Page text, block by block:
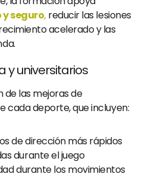
seguro, reducir las lesiones
acelerado y las
y universitarios
de las mejoras de
cada deporte, que incluyen:
de dirección más rápidos
durante el juego
durante los movimientos